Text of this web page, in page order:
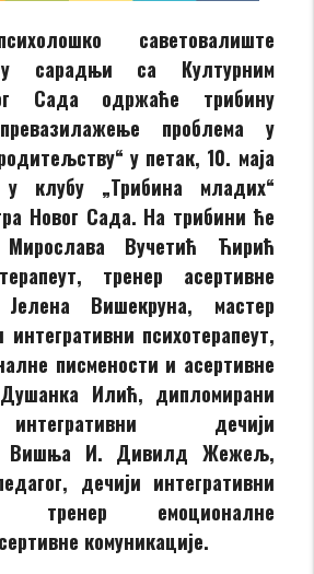
саветовалиште
у сарадњи са Културним
Сада одржаће трибину
проблема у
у петак, 10. маја
клубу „Трибина младих“
Новог Сада. На трибини ће
Вучетић Ћирић
тренер асертивне
Јелена Вишекруна, мастер
интегративни психотерапеут,
писмености и асертивне
Душанка Илић, дипломирани
дечији
Вишња И. Дивилд Жежељ,
дечији интегративни
тренер емоционалне
комуникације.